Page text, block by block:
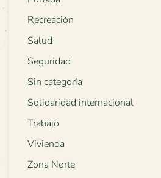
Recreación
Salud
Seguridad
Sin categoría
Solidaridad internacional
Trabajo
Vivienda
Zona Norte